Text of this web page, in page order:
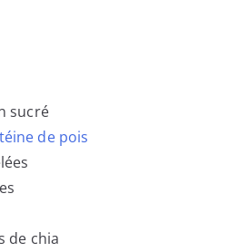
sucré
de pois
de chia